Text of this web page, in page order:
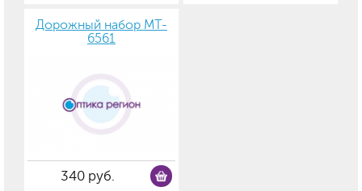
Дорожный набор MT-
6561
340 руб.